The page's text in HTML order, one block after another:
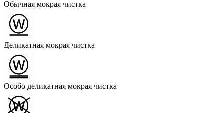
Обычная мокрая чистка
Деликатная мокрая чистка
Особо деликатная мокрая чистка